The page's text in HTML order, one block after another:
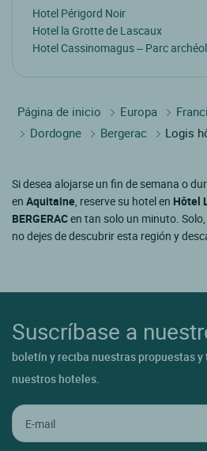
Hotel Périgord Noir
Hotel la Grotte de Lascaux
Hotel Cassinomagus – Parc
Página de inicio Europa
Dordogne
Bergerac Logis
Si desea alojarse un fin de semana o
en Aquitaine, reserve su hotel en Hôtel
BERGERACen tan solo un minuto.
no dejes de descubrir esta región y
Suscríbase a
boletín y reciba nuestras propuestas
nuestros hoteles.